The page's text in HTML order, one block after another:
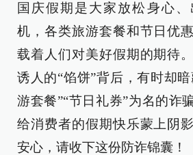
国庆假期是大家放松身心
机，各类旅游套餐和节日优
载着人们对美好假期的期待
诱人的“馅饼”背后，有时却
游套餐”“节日礼券”为名的诈
给消费者的假期快乐蒙上阴
安心，请收下这份防诈锦囊！